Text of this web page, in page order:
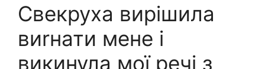
Свекруха вирішила
виrнати мене і
викинула мої речі з